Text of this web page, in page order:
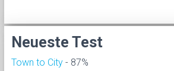
Neueste Test
Town to City - 87%